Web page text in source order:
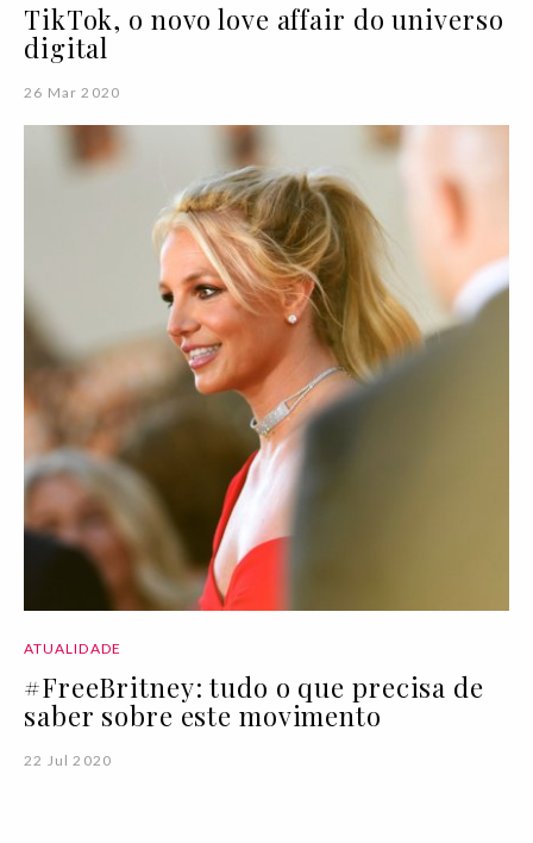
TikTok, o novo love affair do universo
digital
26 Mar 2020
ATUALIDADE
#FreeBritney: tudo o que precisa de
saber sobre este movimento
22 Jul 2020